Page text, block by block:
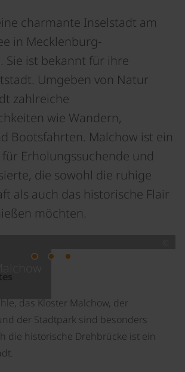
charmante Inselstadt am
in Mecklenburg-
Sie ist bekannt für ihre
Umgeben von Natur
zahlreiche
wie Wandern,
Bootsfahrten. Malchow ist ein
Erholungssuchende und
die sowohl die ruhige
als auch das historische Flair
möchten.
das Kloster Malchow, der
der Stadtpark sind besonders
die historische Drehbrücke ist ein